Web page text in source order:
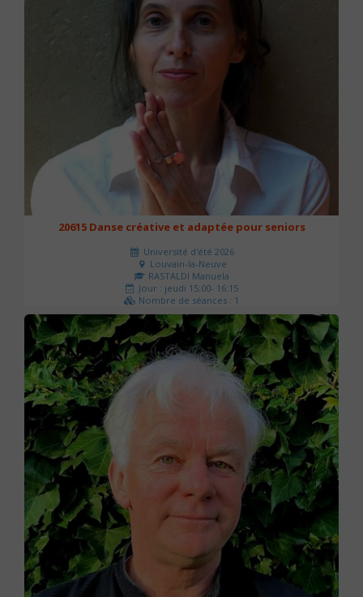
20615 Danse créative et adaptée pour seniors
Université d'été 2026
Louvain-la-Neuve
RASTALDI Manuela
Jour : jeudi 15:00- 16:15
Nombre de séances : 1
0 €